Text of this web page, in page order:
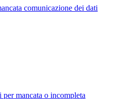
comunicazione dei dati
per mancata o incompleta